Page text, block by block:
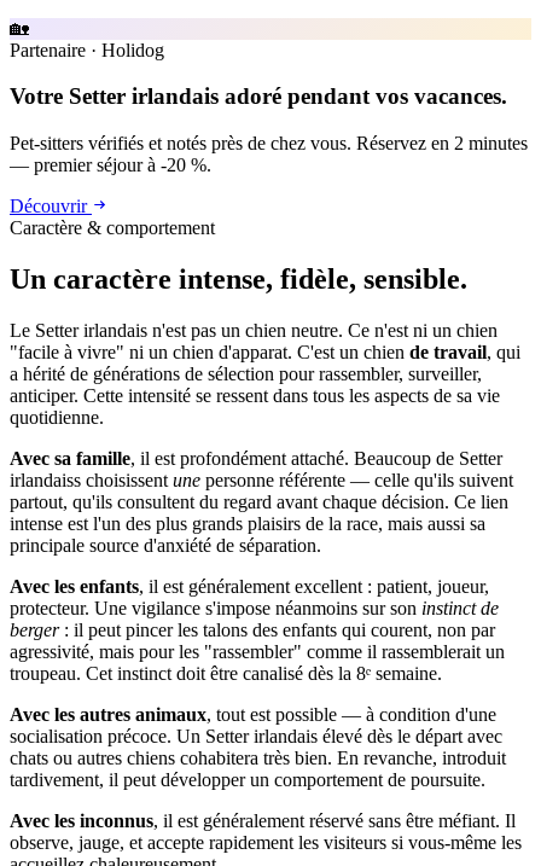
🏡
Partenaire · Holidog
Votre Setter irlandais adoré pendant vos vacances.
Pet-sitters vérifiés et notés près de chez vous. Réservez en 2 minutes
— premier séjour à -20 %.
Découvrir
Caractère & comportement
Un caractère intense, fidèle, sensible.
Le Setter irlandais n'est pas un chien neutre. Ce n'est ni un chien
"facile à vivre" ni un chien d'apparat. C'est un chien de travail, qui
a hérité de générations de sélection pour rassembler, surveiller,
anticiper. Cette intensité se ressent dans tous les aspects de sa vie
quotidienne.
Avec sa famille, il est profondément attaché. Beaucoup de Setter
irlandaiss choisissent une personne référente — celle qu'ils suivent
partout, qu'ils consultent du regard avant chaque décision. Ce lien
intense est l'un des plus grands plaisirs de la race, mais aussi sa
principale source d'anxiété de séparation.
Avec les enfants, il est généralement excellent : patient, joueur,
protecteur. Une vigilance s'impose néanmoins sur son instinct de
berger: il peut pincer les talons des enfants qui courent, non par
agressivité, mais pour les "rassembler" comme il rassemblerait un
troupeau. Cet instinct doit être canalisé dès la 8ᵉ semaine.
Avec les autres animaux, tout est possible — à condition d'une
socialisation précoce. Un Setter irlandais élevé dès le départ avec
chats ou autres chiens cohabitera très bien. En revanche, introduit
tardivement, il peut développer un comportement de poursuite.
Avec les inconnus, il est généralement réservé sans être méfiant. Il
observe, jauge, et accepte rapidement les visiteurs si vous-même les